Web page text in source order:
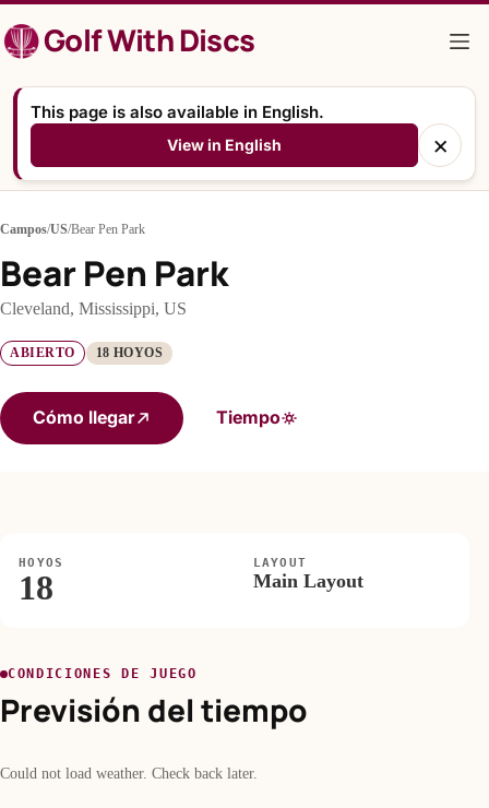
al
contenidoGolf With Discs
This page is also available in English.
View in English ×
Campos/US/Bear Pen Park
Bear Pen Park
Cleveland, Mississippi, US
ABIERTO 18 HOYOS
Cómo llegar Tiempo
HOYOS
18
LAYOUT
Main Layout
CONDICIONES DE JUEGO
Previsión del tiempo
Could not load weather. Check back later.